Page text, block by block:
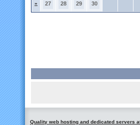
» 27 28 29 30
Quality web hosting and dedicated servers